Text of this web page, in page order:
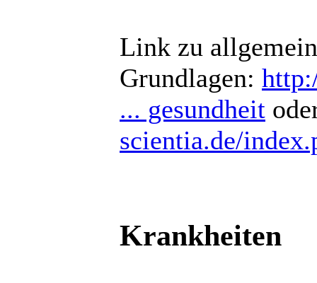
Link zu
Grundlagen:
... gesundheit
scientia.de/
Krankheiten